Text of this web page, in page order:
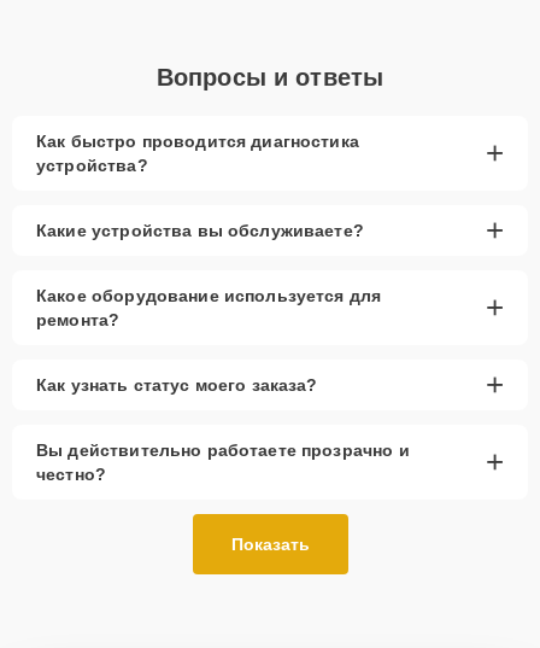
Вопросы и ответы
Как быстро проводится диагностика
устройства?
+
Какие устройства вы обслуживаете? +
Какое оборудование используется для
ремонта?
+
Как узнать статус моего заказа? +
Вы действительно работаете прозрачно и
честно?
+
Показать